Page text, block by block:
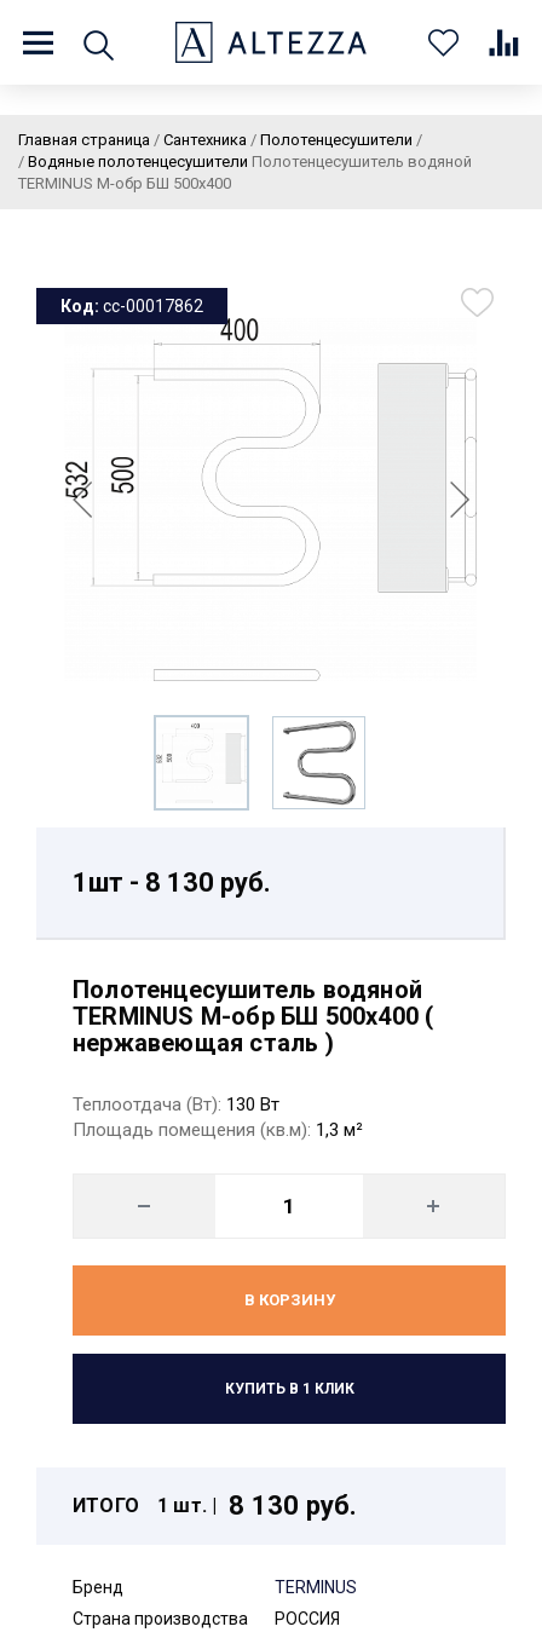
8 (800) 201 60 03 9:00 - 21:00 ПН-ВС
Главная страница / Сантехника / Полотенцесушители
/ Водяные полотенцесушители
/
Полотенцесушитель водяной
TERMINUS М-обр БШ 500х400
Код: cc-00017862
1шт - 8 130 руб.
Полотенцесушитель водяной
TERMINUS М-обр БШ 500х400 (
нержавеющая сталь )
Теплоотдача (Вт): 130 Вт
Площадь помещения (кв.м): 1,3 м²
В КОРЗИНУ
КУПИТЬ В 1 КЛИК
ИТОГО 1 шт. | 8 130 руб.
Бренд
TERMINUS
Страна производства
РОССИЯ